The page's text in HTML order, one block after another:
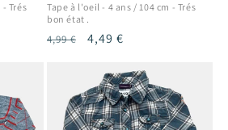
- Trés
Tape à l'oeil - 4 ans / 104 cm - Trés
bon état .
Prix
4,99 €
Prix
4,49 €